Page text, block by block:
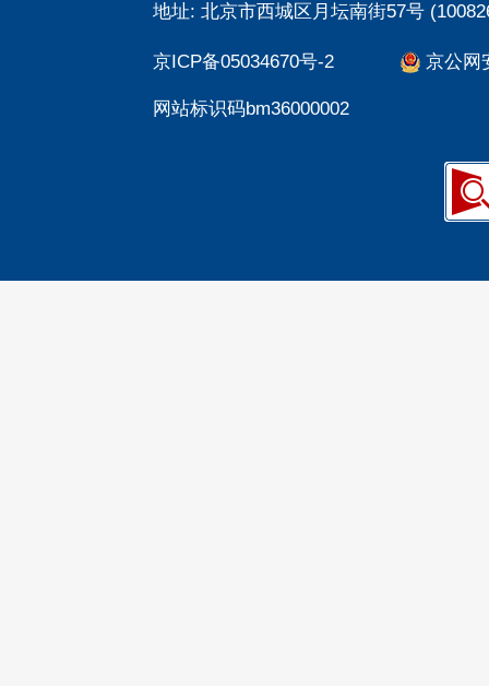
地址: 北京市西城区月坛南街57号
京ICP备05034670号-2 京公网
网站标识码bm36000002